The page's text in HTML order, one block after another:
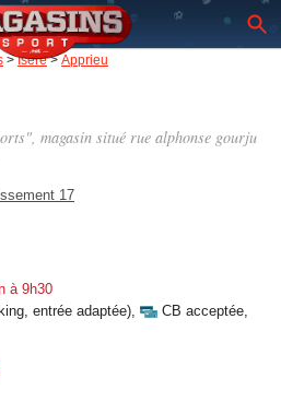
>Isère>Apprieu
magasin situé rue alphonse gourju
17
à 9h30
entrée adaptée), CB acceptée,